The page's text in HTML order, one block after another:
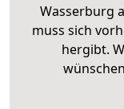
Wasserburg
muss sich
hergibt.